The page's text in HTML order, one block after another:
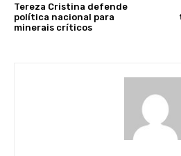
Tereza Cristina defende
política nacional para
minerais críticos